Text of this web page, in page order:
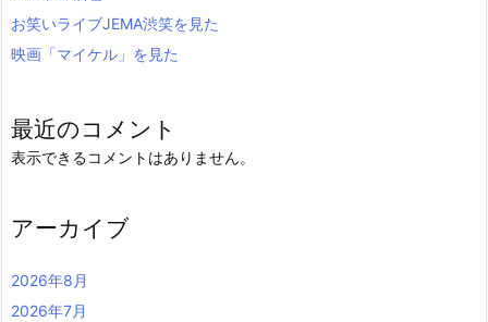
お笑いライブJEMA渋笑を見た
映画「マイケル」を見た
最近のコメント
表示できるコメントはありません。
アーカイブ
2026年8月
2026年7月